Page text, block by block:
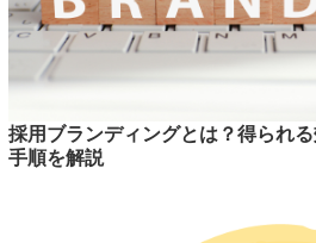
採用ブランディングとは？得られ
手順を解説